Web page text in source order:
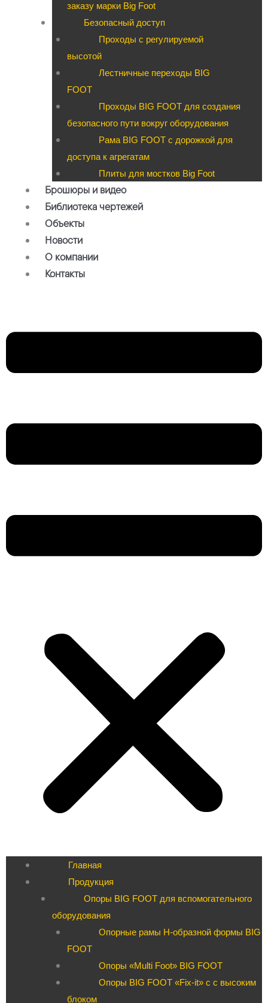
заказу марки Big Foot
Безопасный доступ
Проходы с регулируемой
высотой
Лестничные переходы BIG
FOOT
Проходы BIG FOOT для создания
безопасного пути вокруг оборудования
Рама BIG FOOT с дорожкой для
доступа к агрегатам
Плиты для мостков Big Foot
Брошюры и видео
Библиотека чертежей
Объекты
Новости
О компании
Контакты
Главная
Продукция
Опоры BIG FOOT для вспомогательного
оборудования
Опорные рамы H-образной формы BIG
FOOT
Опоры «Multi Foot» BIG FOOT
Опоры BIG FOOT «Fix-it» c с высоким
блоком